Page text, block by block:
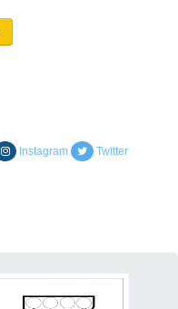
Instagram Twitter